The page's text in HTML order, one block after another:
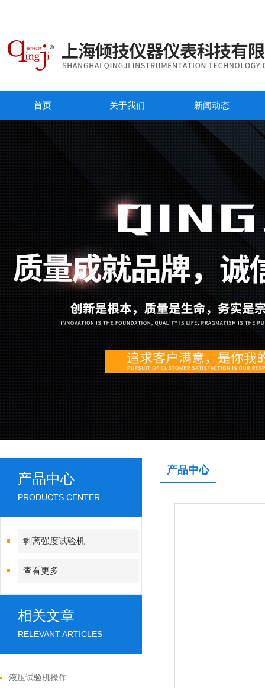
首页 关于我们 新闻动态
产品中心
PRODUCTS CENTER
剥离强度试验机
查看更多
相关文章
RELEVANT ARTICLES
液压试验机操作
产品中心